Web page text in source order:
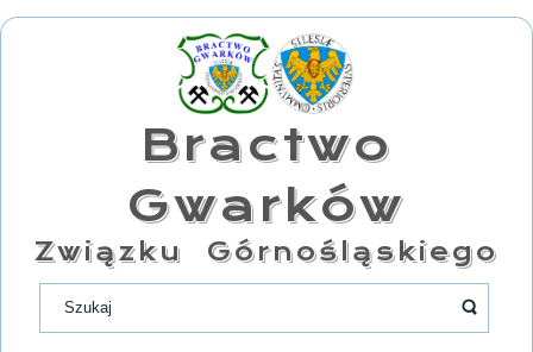
Bractwo
Gwarków
Związku Górnośląskiego